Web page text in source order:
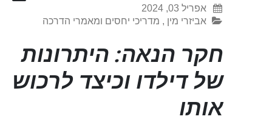
אפריל 03, 2024
אביזרי מין , מדריכי יחסים ומאמרי הדרכה
חקר הנאה: היתרונות
של דילדו וכיצד לרכוש
אותו